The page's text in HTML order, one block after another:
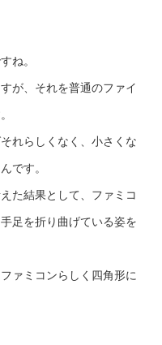
ね。
が、それを普通のファイ
れらしくなく、小さくな
です。
た結果として、ファミコ
足を折り曲げている姿を
ァミコンらしく四角形に